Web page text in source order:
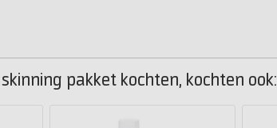
pakket kochten, kochten ook: